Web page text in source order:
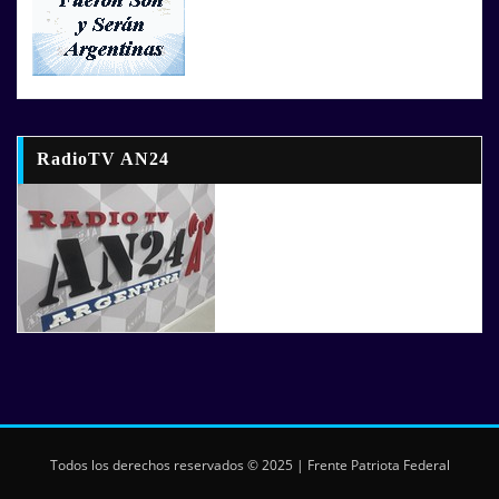
RadioTV AN24
Todos los derechos reservados © 2025 | Frente Patriota Federal